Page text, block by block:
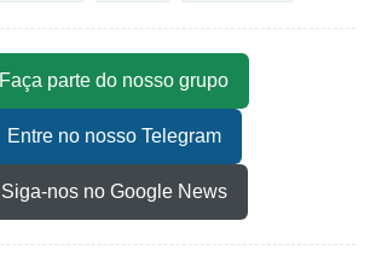
Faça parte do nosso grupo
Entre no nosso Telegram
Siga-nos no Google News